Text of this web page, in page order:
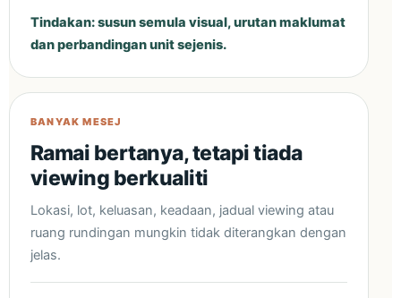
Tindakan: susun semula visual, urutan maklumat
dan perbandingan unit sejenis.
BANYAK MESEJ
Ramai bertanya, tetapi tiada
viewing berkualiti
Lokasi, lot, keluasan, keadaan, jadual viewing atau
ruang rundingan mungkin tidak diterangkan dengan
jelas.